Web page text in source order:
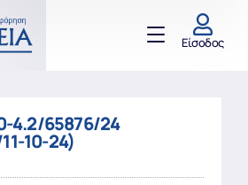
Είσοδος
4.2/65876/24
10-24)